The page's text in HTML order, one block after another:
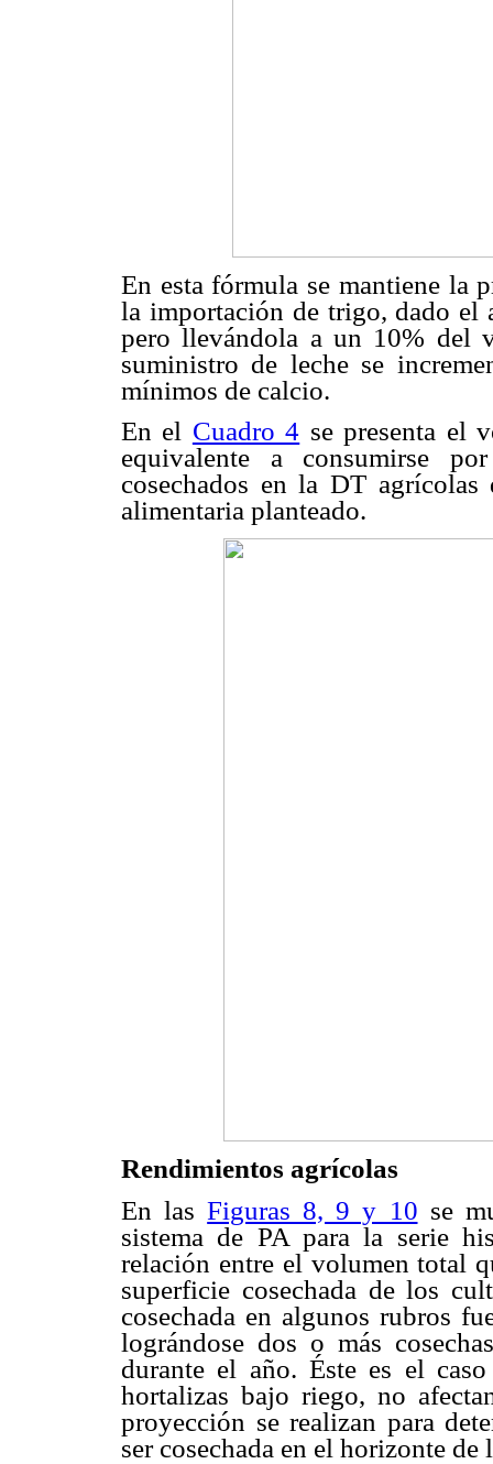
En esta fórmula se mantiene la
la importación de trigo, dado el
pero llevándola a un 10% del
suministro de leche se
mínimos de calcio.
En el Cuadro 4 se presenta el
equivalente a consumirse
cosechados en la DT
alimentaria planteado.
Rendimientos agrícolas
En lasFiguras 8, 9 y 10 se
sistema de PA para la serie
relación entre el volumen total
superficie cosechada de los
cosechada en algunos rubros
lográndose dos o más
durante el año. Éste es el
hortalizas bajo riego, no
proyección se realizan para
ser cosechada en el horizonte